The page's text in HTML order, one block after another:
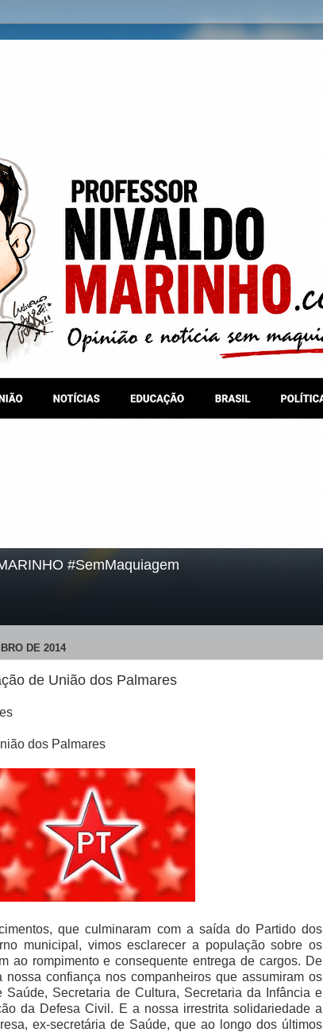
#SemMaquiagem
DE 2014
de União dos Palmares
dos Palmares
que culminaram com a saída do Partido dos
municipal, vimos esclarecer a população sobre os
ao rompimento e consequente entrega de cargos. De
nossa confiança nos companheiros que assumiram os
Saúde, Secretaria de Cultura, Secretaria da Infância e
da Defesa Civil. E a nossa irrestrita solidariedade a
ex-secretária de Saúde, que ao longo dos últimos